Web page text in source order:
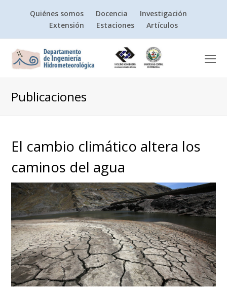
Quiénes somos Docencia
Investigación
Extensión
Estaciones Artículos
Publicaciones
El cambio climático altera los
caminos del agua